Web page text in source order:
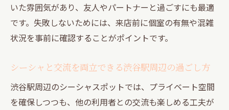
いた雰囲気があり、友人やパートナーと過ごすにも最適
です。失敗しないためには、来店前に個室の有無や混雑
状況を事前に確認することがポイントです。
シーシャと交流を両立できる渋谷駅周辺の過ごし方
渋谷駅周辺のシーシャスポットでは、プライベート空間
を確保しつつも、他の利用者との交流も楽しめる工夫が